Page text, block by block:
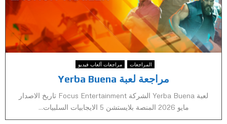
المراجعات مراجعات ألعاب فيديو
مراجعة لعبة Yerba Buena
لعبة Yerba Buena الشركة Focus Entertainment تاريخ الاصدار
مايو 2026 المنصة بلايستشن 5 الايجابيات السلبيات...